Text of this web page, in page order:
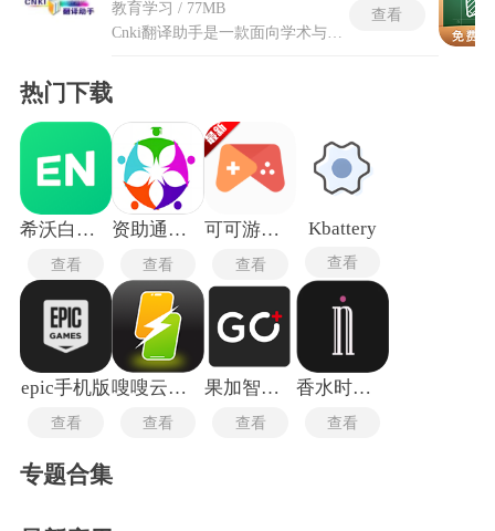
教育学习 / 77MB
查看
热门下载
希沃白板5手机版
查看
资助通技工版
查看
可可游戏中心最新版
查看
Kbattery
查看
epic手机版
查看
嗖嗖云手机
查看
果加智能锁
查看
香水时代最新版
查看
专题合集